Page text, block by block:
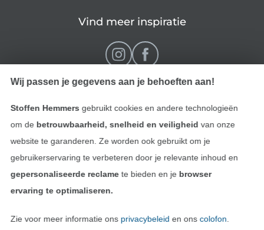
Vind meer inspiratie
Nederlands
Wissel naar de
Français
Wissel naar de
Wij passen je gegevens aan je behoeften aan!
Stoffen Hemmers gebruikt cookies en andere technologieën
om de betrouwbaarheid, snelheid en veiligheid van onze
website te garanderen. Ze worden ook gebruikt om je
gebruikerservaring te verbeteren door je relevante inhoud en
gepersonaliseerde reclamete bieden en je browser
ervaring te optimaliseren.
Zie voor meer informatie ons privacybeleid en ons colofon